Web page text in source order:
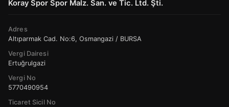
Koray Spor Spor Malz. San. ve Tic. Ltd. Şti.
Adres
Altıparmak Cad. No:6, Osmangazi / BURSA
Vergi Dairesi
Ertuğrulgazi
Vergi No
5770490954
Ticaret Sicil No